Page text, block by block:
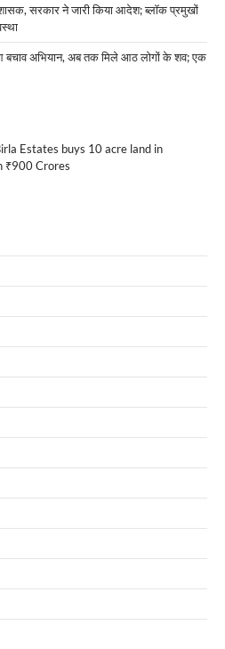
सरकार ने जारी किया आदेश; ब्लॉक प्रमुखों
बचाव अभियान, अब तक मिले आठ लोगों के शव; एक
Estates buys 10 acre land in
₹900 Crores